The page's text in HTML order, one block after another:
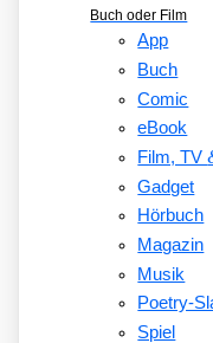
Buch oder Film
App
Buch
Comic
eBook
Film, TV
Gadget
Hörbuch
Magazin
Musik
Poetry-
Spiel